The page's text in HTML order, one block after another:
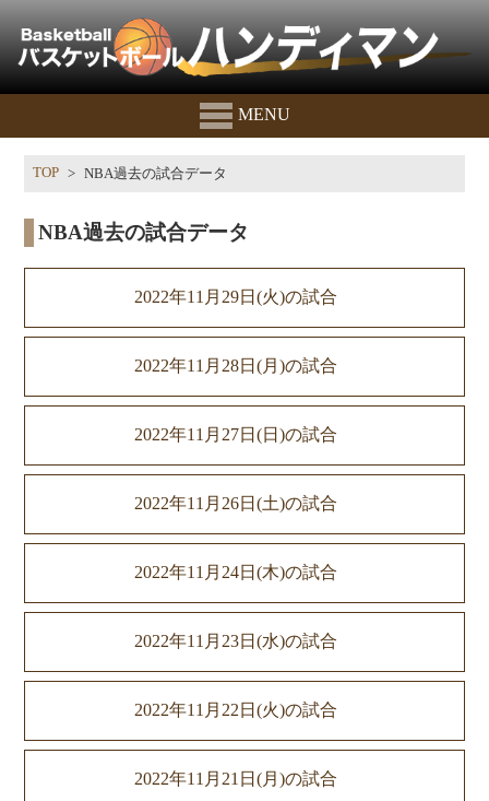
MENU
TOP NBA過去の試合データ
NBA過去の試合データ
2022年11月29日(火)の試合
2022年11月28日(月)の試合
2022年11月27日(日)の試合
2022年11月26日(土)の試合
2022年11月24日(木)の試合
2022年11月23日(水)の試合
2022年11月22日(火)の試合
2022年11月21日(月)の試合